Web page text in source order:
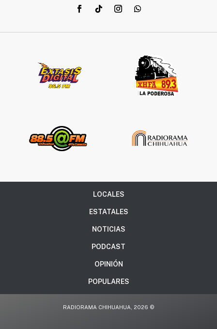
LOCALES
ESTATALES
NOTICIAS
PODCAST
OPINIÓN
POPULARES
RADIORAMA CHIHUAHUA, 2026 ©